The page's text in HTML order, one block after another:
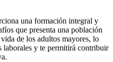
una formación integral y
que presenta una población
de los adultos mayores, lo
laborales y te permitirá contribuir